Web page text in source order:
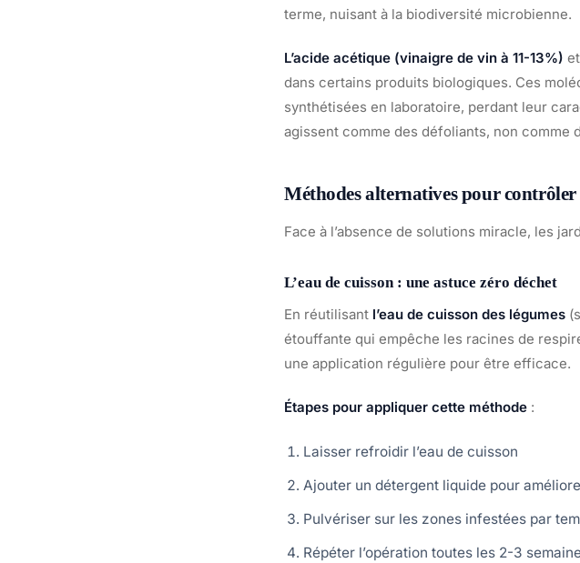
terme, nuisant à la biodiversité microbienne.
L’acide acétique (vinaigre de vin à 11-13%) et
dans certains produits biologiques. Ces
synthétisées en laboratoire, perdant leur
agissent comme des défoliants, non comme
Méthodes alternatives pour contrôler
Face à l’absence de solutions miracle, les
L’eau de cuisson : une astuce zéro déchet
En réutilisant l’eau de cuisson des légumes
étouffante qui empêche les racines de
une application régulière pour être efficace.
Étapes pour appliquer cette méthode :
Laisser refroidir l’eau de cuisson
Ajouter un détergent liquide pour
Pulvériser sur les zones infestées par
Répéter l’opération toutes les 2-3